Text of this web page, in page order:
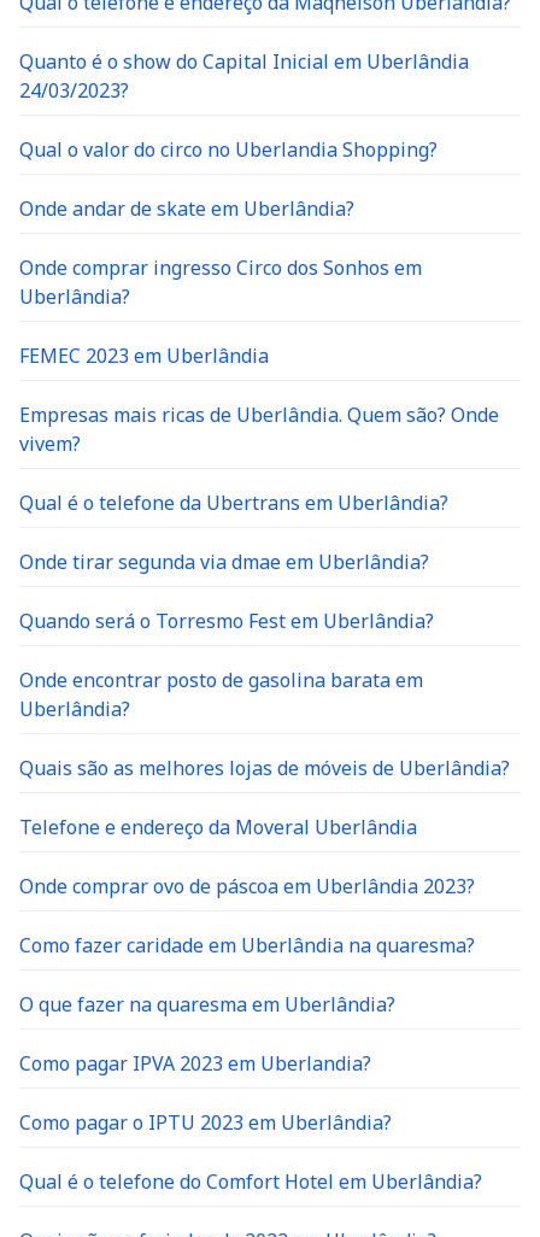
Quanto é o show do Capital Inicial em Uberlândia
24/03/2023?
Qual o valor do circo no Uberlandia Shopping?
Onde andar de skate em Uberlândia?
Onde comprar ingresso Circo dos Sonhos em
Uberlândia?
FEMEC 2023 em Uberlândia
Empresas mais ricas de Uberlândia. Quem são? Onde
vivem?
Qual é o telefone da Ubertrans em Uberlândia?
Onde tirar segunda via dmae em Uberlândia?
Quando será o Torresmo Fest em Uberlândia?
Onde encontrar posto de gasolina barata em
Uberlândia?
Quais são as melhores lojas de móveis de Uberlândia?
Telefone e endereço da Moveral Uberlândia
Onde comprar ovo de páscoa em Uberlândia 2023?
Como fazer caridade em Uberlândia na quaresma?
O que fazer na quaresma em Uberlândia?
Como pagar IPVA 2023 em Uberlandia?
Como pagar o IPTU 2023 em Uberlândia?
Qual é o telefone do Comfort Hotel em Uberlândia?